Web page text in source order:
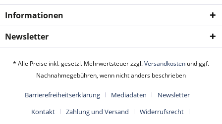
Informationen
Newsletter
* Alle Preise inkl. gesetzl. Mehrwertsteuer zzgl.Versandkosten und ggf.
Nachnahmegebühren, wenn nicht anders beschrieben
Barrierefreiheitserklärung Mediadaten
Newsletter
Kontakt
Zahlung und Versand Widerrufsrecht